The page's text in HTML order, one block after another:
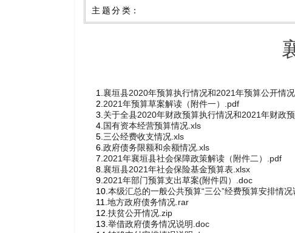
主题分类 ：
1. 襄垣县2020年预算执行情况和2021年预算公开情
2. 2021年预算草案解读（附件一）.pdf
3. 关于全县2020年财政预算执行情况和2021年财政
4. 国有资本经营预算情况.xls
5. 三公经费收支情况.xls
6. 政府债务限额和余额情况.xls
7. 2021年襄垣县社会保障政策解读（附件二）.pdf
8. 襄垣县2021年社会保险基金预算表.xlsx
9. 2021年部门预算支出草案(附件四）.doc
10. 本级汇总的一般公共预算“三公”经费预算安排情
11. 地方政府债务情况.rar
12. 扶贫公开情况.zip
13. 举借政府债务情况说明.doc